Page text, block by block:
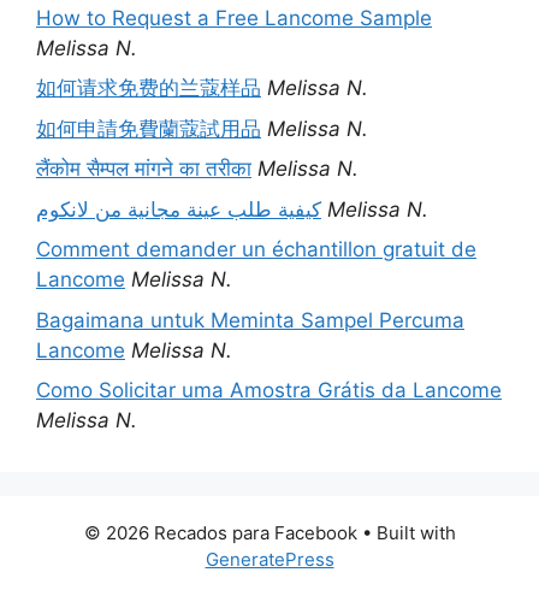
How to Request a Free Lancome Sample
Melissa N.
如何请求免费的兰蔻样品 Melissa N.
如何申請免費蘭蔻試用品 Melissa N.
लैंकोम सैम्पल मांगने का तरीका Melissa N.
كيفية طلب عينة مجانية من لانكوم Melissa N.
Comment demander un échantillon gratuit de
Lancome Melissa N.
Bagaimana untuk Meminta Sampel Percuma
Lancome Melissa N.
Como Solicitar uma Amostra Grátis da Lancome
Melissa N.
© 2026 Recados para Facebook• Built with
GeneratePress